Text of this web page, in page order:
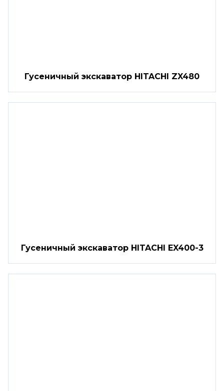
Гусеничный экскаватор HITACHI ZX480
Гусеничный экскаватор HITACHI EX400-3